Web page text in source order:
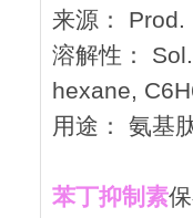
来源：
溶解性：
hexane,
用途： 氨基
苯丁抑制素保